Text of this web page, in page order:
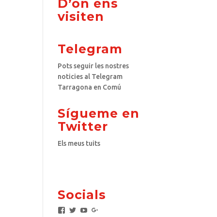
D’on ens
visiten
Telegram
Pots seguir les nostres
noticies al Telegram
Tarragona en Comú
Sígueme en
Twitter
Els meus tuits
Socials
F
T
Y